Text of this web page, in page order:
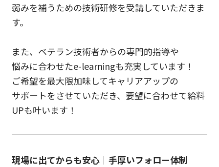
弱みを補うための技術研修を受講していただきま
す。
また、ベテラン技術者からの専門的指導や
悩みに合わせたe-learningも充実しています！
ご希望を最大限加味してキャリアアップの
サポートをさせていただき、要望に合わせて給料
UPも叶います！
現場に出てからも安心｜手厚いフォロー体制